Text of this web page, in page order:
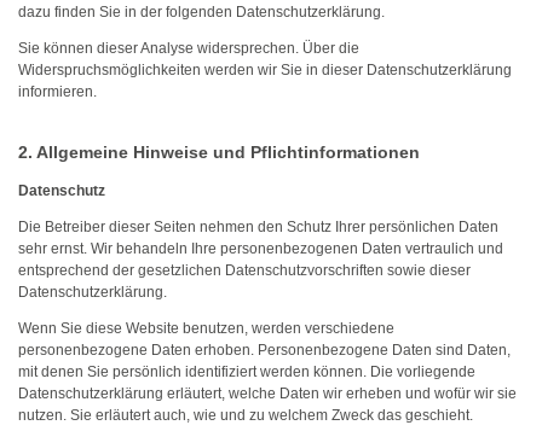
dazu finden Sie in der folgenden Datenschutzerklärung.
Sie können dieser Analyse widersprechen. Über die
Widerspruchsmöglichkeiten werden wir Sie in dieser Datenschutzerklärung
informieren.
2. Allgemeine Hinweise und Pflichtinformationen
Datenschutz
Die Betreiber dieser Seiten nehmen den Schutz Ihrer persönlichen Daten
sehr ernst. Wir behandeln Ihre personenbezogenen Daten vertraulich und
entsprechend der gesetzlichen Datenschutzvorschriften sowie dieser
Datenschutzerklärung.
Wenn Sie diese Website benutzen, werden verschiedene
personenbezogene Daten erhoben. Personenbezogene Daten sind Daten,
mit denen Sie persönlich identifiziert werden können. Die vorliegende
Datenschutzerklärung erläutert, welche Daten wir erheben und wofür wir sie
nutzen. Sie erläutert auch, wie und zu welchem Zweck das geschieht.